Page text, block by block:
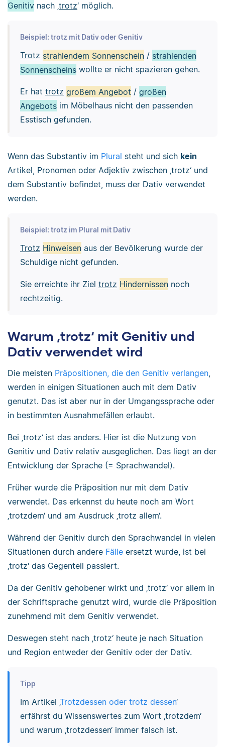
Genitiv nach ‚trotz‘ möglich.
Beispiel: trotz mit Dativ oder Genitiv
Trotz strahlendem Sonnenschein/ strahlenden
Sonnenscheinswollte er nicht spazieren gehen.
Er hat trotz großem Angebot / großen
Angebotsim Möbelhaus nicht den passenden
Esstisch gefunden.
Wenn das Substantiv im Plural steht und sich kein
Artikel, Pronomen oder Adjektiv zwischen ‚trotz‘ und
dem Substantiv befindet, muss der Dativ verwendet
werden.
Beispiel: trotz im Plural mit Dativ
Trotz Hinweisenaus der Bevölkerung wurde der
Schuldige nicht gefunden.
Sie erreichte ihr Ziel trotz Hindernissennoch
rechtzeitig.
Warum ‚trotz‘ mit Genitiv und
Dativ verwendet wird
Die meisten Präpositionen, die den Genitiv verlangen
werden in einigen Situationen auch mit dem Dativ
genutzt. Das ist aber nur in der Umgangssprache oder
in bestimmten Ausnahmefällen erlaubt.
Bei ‚trotz‘ ist das anders. Hier ist die Nutzung von
Genitiv und Dativ relativ ausgeglichen. Das liegt an der
Entwicklung der Sprache (= Sprachwandel).
Früher wurde die Präposition nur mit dem Dativ
verwendet. Das erkennst du heute noch am Wort
‚trotzdem‘ und am Ausdruck ‚trotz allem‘.
Während der Genitiv durch den Sprachwandel in vielen
Situationen durch andere Fälle ersetzt wurde, ist bei
‚trotz‘ das Gegenteil passiert.
Da der Genitiv gehobener wirkt und ‚trotz‘ vor allem in
der Schriftsprache genutzt wird, wurde die Präposition
zunehmend mit dem Genitiv verwendet.
Deswegen steht nach ‚trotz‘ heute je nach Situation
und Region entweder der Genitiv oder der Dativ.
Tipp
Im Artikel ‚ Trotzdessen oder trotz dessen‘
erfährst du Wissenswertes zum Wort ‚trotzdem‘
und warum ‚trotzdessen‘ immer falsch ist.